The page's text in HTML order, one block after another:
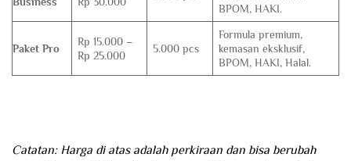
BPOM, HAKI.
Paket Pro
Rp 15.000 –
Rp 25.000
5.000 pcs
Formula premium,
kemasan eksklusif,
BPOM, HAKI, Halal.
Catatan: Harga di atas adalah perkiraan dan bisa berubah